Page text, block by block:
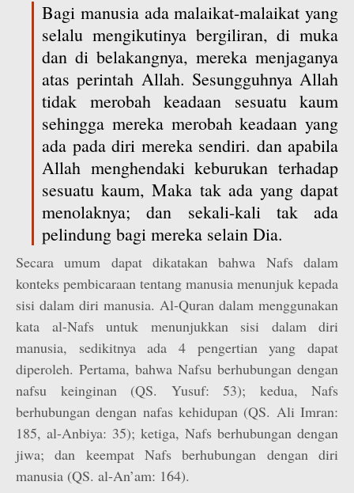
Bagi manusia ada malaikat-malaikat yang
selalu mengikutinya bergiliran, di muka
dan di belakangnya, mereka menjaganya
atas perintah Allah. Sesungguhnya Allah
tidak merobah keadaan sesuatu kaum
sehingga mereka merobah keadaan yang
ada pada diri mereka sendiri. dan apabila
Allah menghendaki keburukan terhadap
sesuatu kaum, Maka tak ada yang dapat
menolaknya; dan sekali-kali tak ada
pelindung bagi mereka selain Dia.
Secara umum dapat dikatakan bahwa Nafs dalam
konteks pembicaraan tentang manusia menunjuk kepada
sisi dalam diri manusia. Al-Quran dalam menggunakan
kata al-Nafs untuk menunjukkan sisi dalam diri
manusia, sedikitnya ada 4 pengertian yang dapat
diperoleh. Pertama, bahwa Nafsu berhubungan dengan
nafsu keinginan (QS. Yusuf: 53); kedua, Nafs
berhubungan dengan nafas kehidupan (QS. Ali Imran:
185, al-Anbiya: 35); ketiga, Nafs berhubungan dengan
jiwa; dan keempat Nafs berhubungan dengan diri
manusia (QS. al-An’am: 164).